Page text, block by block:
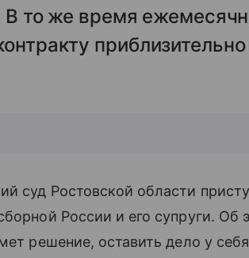
В то же время
суд Ростовской области
России и его супруги. Об
решение, оставить дело у